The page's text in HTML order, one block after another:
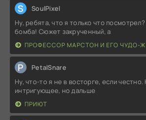
S SoulPixel
Ну, ребята, что я только что
бомба! Сюжет закрученный, а
ПРОФЕССОР МАРСТОН И ЕГО ЧУДО-
P PetalSnare
Ну, что-то я не в восторге, если
интригующее, но дальше
ПРИЮТ